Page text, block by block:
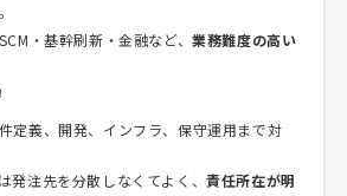
・基幹刷新・金融など、業務難度の高い
定義、開発、インフラ、保守運用まで対
発注先を分散しなくてよく、責任所在が明